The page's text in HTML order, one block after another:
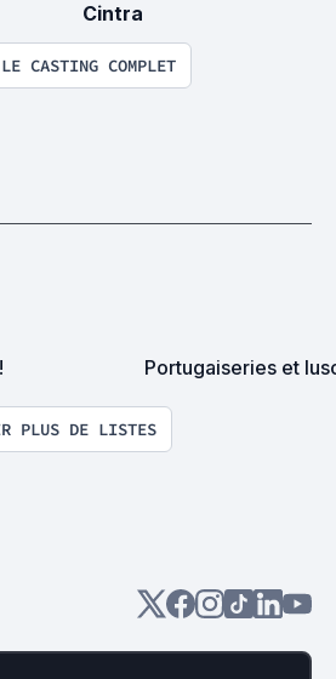
Cintra
CASTING COMPLET
Portugaiseries et
PLUS DE LISTES